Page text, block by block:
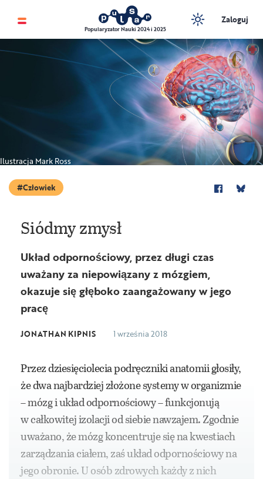
Popularyzator Nauki 2024 i 2025
Zaloguj
Ilustracja Mark Ross
Człowiek
Siódmy zmysł
Układ odpornościowy, przez długi czas
uważany za niepowiązany z mózgiem,
okazuje się głęboko zaangażowany w jego
pracę
JONATHAN KIPNIS 1 września 2018
Przez dziesięciolecia podręczniki anatomii głosiły,
że dwa najbardziej złożone systemy w organizmie
– mózg i układ odpornościowy – funkcjonują
w całkowitej izolacji od siebie nawzajem. Zgodnie
uważano, że mózg koncentruje się na kwestiach
zarządzania ciałem, zaś układ odpornościowy na
jego obronie. U osób zdrowych każdy z nich